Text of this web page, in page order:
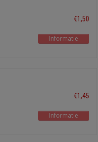
€1,50
Informatie
€1,45
Informatie